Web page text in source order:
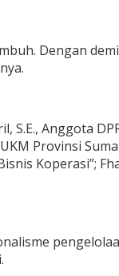
Dengan
Anggota
Provinsi
Koperasi”;